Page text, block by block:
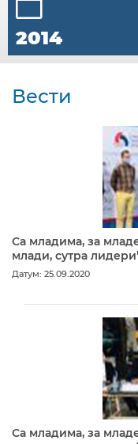
2014
Вести
Са младима, за
млади, сутра
Датум: 25.09.2020
Са младима, за